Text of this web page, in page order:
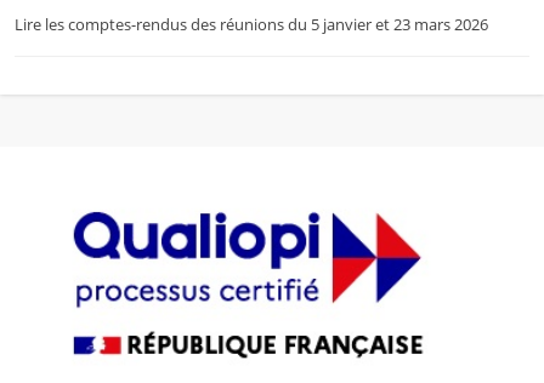
Lire les comptes-rendus des réunions du 5 janvier et 23 mars 2026